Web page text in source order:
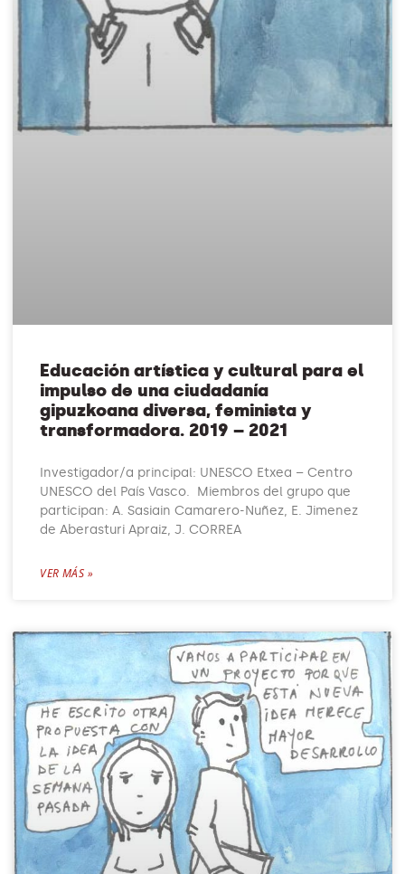
Educación artística y cultural para el
impulso de una ciudadanía
gipuzkoana diversa, feminista y
transformadora. 2019 – 2021
Investigador/a principal: UNESCO Etxea – Centro
UNESCO del País Vasco. Miembros del grupo que
participan: A. Sasiain Camarero-Nuñez, E. Jimenez
de Aberasturi Apraiz, J. CORREA
VER MÁS »